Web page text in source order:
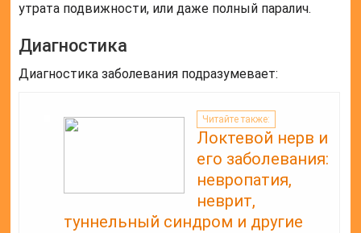
утрата подвижности, или даже полный паралич.
Диагностика
Диагностика заболевания подразумевает:
Читайте также:
Локтевой нерв и
его заболевания:
невропатия,
неврит,
туннельный синдром и другие